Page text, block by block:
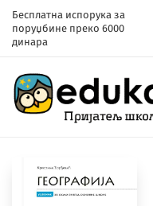
Бесплатна испорука за
поруџбине преко 6000
динара